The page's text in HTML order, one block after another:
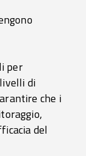
per
di
che i
del